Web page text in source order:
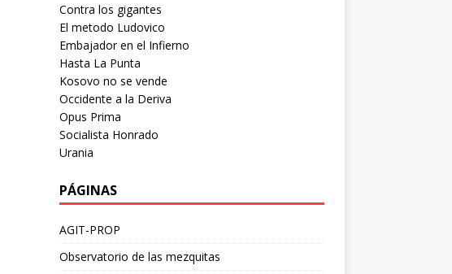
Contra los gigantes
El metodo Ludovico
Embajador en el Infierno
Hasta La Punta
Kosovo no se vende
Occidente a la Deriva
Opus Prima
Socialista Honrado
Urania
PÁGINAS
AGIT-PROP
Observatorio de las mezquitas